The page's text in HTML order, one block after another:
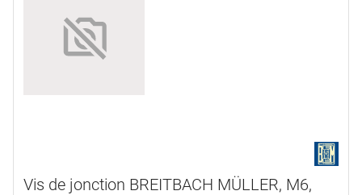
Vis de jonction BREITBACH MÜLLER, M6,